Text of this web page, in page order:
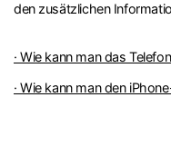
den zusätzlichen
· Wie kann man das
· Wie kann man den